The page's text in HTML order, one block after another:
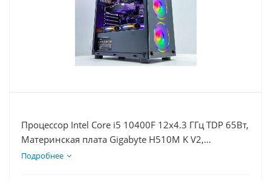
Процессор Intel Core i5 10400F 12x4.3 ГГц TDP 65Вт,
Материнская плата Gigabyte H510M K V2,
Видеокарта GTX 1660S 6Гб, Память DDR4 8Gb,
Подробнее